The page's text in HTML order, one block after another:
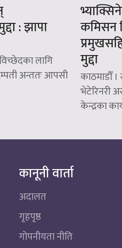
: झापा
लागि
अन्ततः आपसी
कमिसन
मुद्दा
काठमाडौँ
भेटेरिनरी
केन्द्रका
कानूनी वार्ता
अदालत
गृहपृष्ठ
गोपनीयता नीति